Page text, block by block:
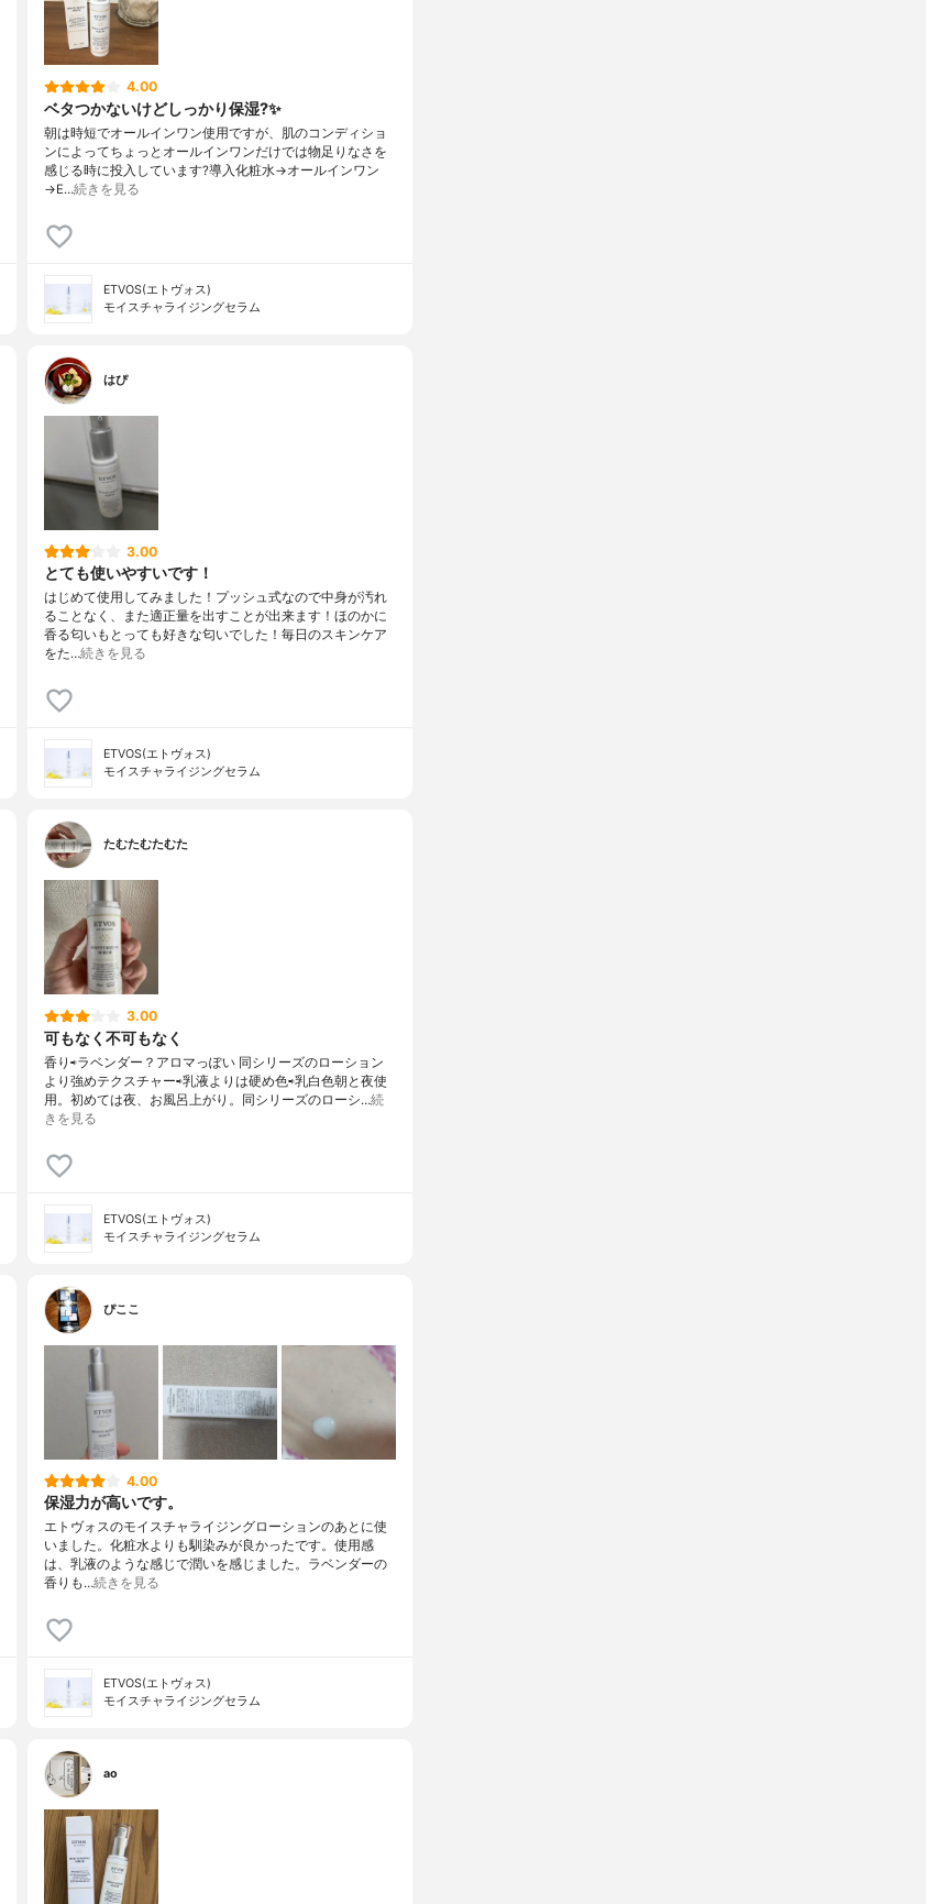
4.00
ベタつかないけどしっかり保湿?✨
朝は時短でオールインワン使用ですが、肌のコンディショ
ンによってちょっとオールインワンだけでは物足りなさを
感じる時に投入しています?導入化粧水→オールインワン
→E…続きを見る
ETVOS(エトヴォス)
モイスチャライジングセラム
はぴ
3.00
とても使いやすいです！
はじめて使用してみました！プッシュ式なので中身が汚れ
ることなく、また適正量を出すことが出来ます！ほのかに
香る匂いもとっても好きな匂いでした！毎日のスキンケア
をた…続きを見る
ETVOS(エトヴォス)
モイスチャライジングセラム
たむたむたむた
3.00
可もなく不可もなく
香り⇨ラベンダー？アロマっぽい 同シリーズのローション
より強めテクスチャー⇨乳液よりは硬め色⇨乳白色朝と夜使
用。初めては夜、お風呂上がり。同シリーズのローシ…続
きを見る
ETVOS(エトヴォス)
モイスチャライジングセラム
ぴここ
4.00
保湿力が高いです。
エトヴォスのモイスチャライジングローションのあとに使
いました。化粧水よりも馴染みが良かったです。使用感
は、乳液のような感じで潤いを感じました。ラベンダーの
香りも…続きを見る
ETVOS(エトヴォス)
モイスチャライジングセラム
ao